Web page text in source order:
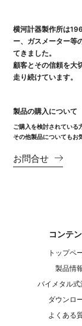
横河計器製作所は
ー、ガスメーター等
てきました。
顧客とその信頼を大
走り続けています。
製品の購入について
ご購入を検討されている
その他製品についてもお
お問合せ
コンテ
トップペ
製品情
バイメタル式
ダウンロ
よくある